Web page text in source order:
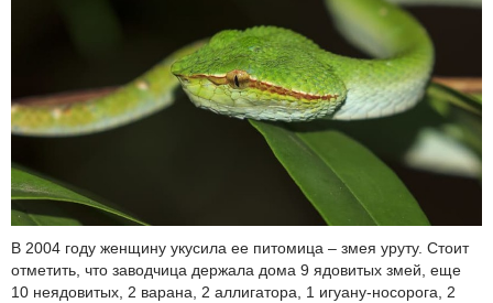
В 2004 году женщину укусила ее питомица – змея уруту. Стоит
отметить, что заводчица держала дома 9 ядовитых змей, еще
10 неядовитых, 2 варана, 2 аллигатора, 1 игуану-носорога, 2